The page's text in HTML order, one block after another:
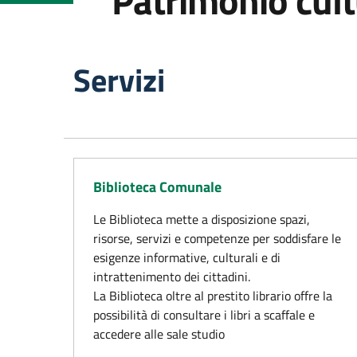
Servizi
Biblioteca Comunale
Le Biblioteca mette a disposizione spazi,
risorse, servizi e competenze per soddisfare le
esigenze informative, culturali e di
intrattenimento dei cittadini.
La Biblioteca oltre al prestito librario offre la
possibilità di consultare i libri a scaffale e
accedere alle sale studio